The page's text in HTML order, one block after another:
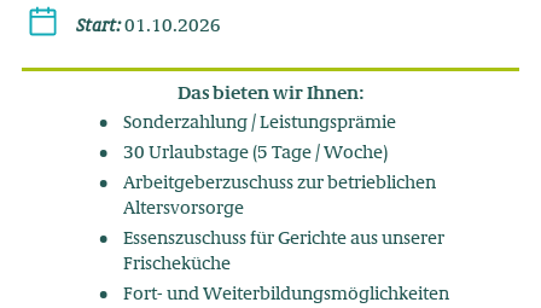
Start:01.10.2026
Das bieten wir Ihnen:
Sonderzahlung / Leistungsprämie
30 Urlaubstage (5 Tage / Woche)
Arbeitgeberzuschuss zur betrieblichen
Altersvorsorge
Essenszuschuss für Gerichte aus unserer
Frischeküche
Fort- und Weiterbildungsmöglichkeiten